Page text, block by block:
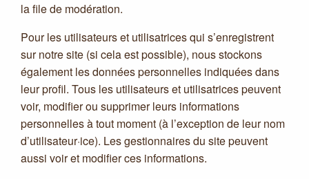
la file de modération.
Pour les utilisateurs et utilisatrices qui s’enregistrent
sur notre site (si cela est possible), nous stockons
également les données personnelles indiquées dans
leur profil. Tous les utilisateurs et utilisatrices peuvent
voir, modifier ou supprimer leurs informations
personnelles à tout moment (à l’exception de leur nom
d’utilisateur·ice). Les gestionnaires du site peuvent
aussi voir et modifier ces informations.